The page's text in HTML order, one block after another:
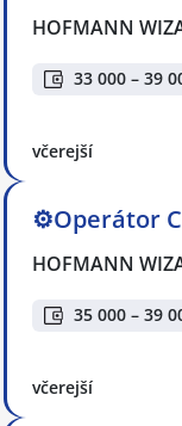
HOFMANN
33 000 – 39
včerejší
⚙️Operátor
HOFMANN
35 000 – 39
včerejší